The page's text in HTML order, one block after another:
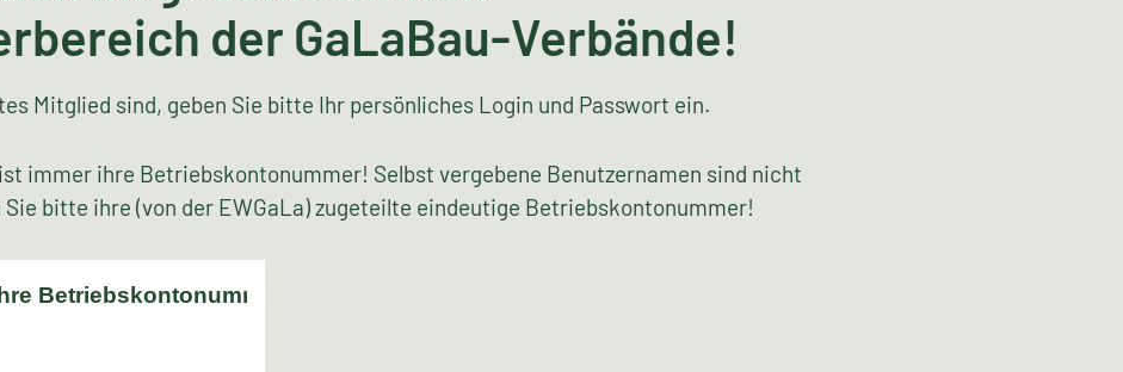
der GaLaBau-Verbände!
Mitglied sind, geben Sie bitte Ihr persönliches Login und Passwort ein.
immer ihre Betriebskontonummer! Selbst vergebene Benutzernamen sind nicht
bitte ihre (von der EWGaLa) zugeteilte eindeutige Betriebskontonummer!